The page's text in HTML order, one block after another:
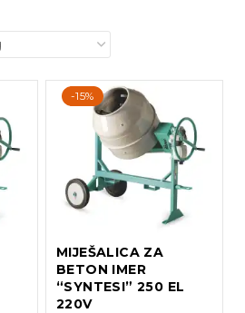
-15%
MIJEŠALICA ZA
BETON IMER
“SYNTESI” 250 EL
220V